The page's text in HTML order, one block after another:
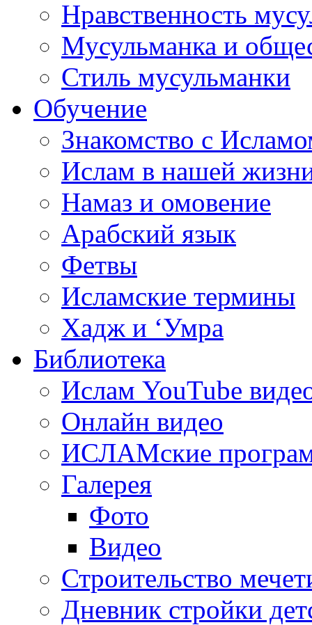
Нравственность
Мусульманка и
Стиль мусульманки
Обучение
Знакомство с
Ислам в нашей
Намаз и омовение
Арабский язык
Фетвы
Исламские термины
Хадж и ‘Умра
Библиотека
Ислам YouTube
Онлайн видео
ИСЛАМские
Галерея
Фото
Видео
Строительство
Дневник стройки